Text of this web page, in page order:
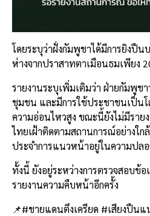
โดยระบุว่าฝั่งกัมพูชาได้มีการยิงปื
ห่างจากปราสาทตาเมือนธมเพียง
รายงานระบุเพิ่มเติมว่า ฝ่ายกัมพู
ชุมชน และมีการใช้ประชาชนเป็น
ความอ่อนไหวสูง ขณะนี้ยังไม่มีรา
ไทยเฝ้าติดตามสถานการณ์อย่างใ
ประจำการแนวหน้าอยู่ในความปล
ทั้งนี้ ยังอยู่ระหว่างการตรวจสอบข้อ
รายงานความคืบหน้าอีกครั้ง
📌#ชายแดนตึงเครียด #เสียงปืน